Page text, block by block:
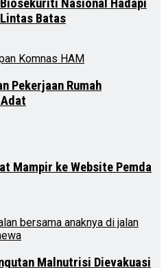
Nasional Hadapi
Batas
Pekerjaan Rumah
Mampir ke Website Pemda
Malnutrisi Dievakuasi